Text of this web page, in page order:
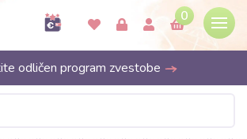
0
odličen program zvestobe